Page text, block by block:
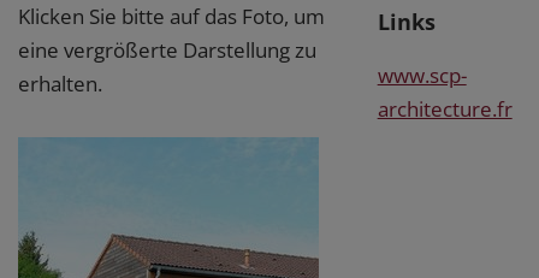
Klicken Sie bitte auf das Foto, um
eine vergrößerte Darstellung zu
erhalten.
Links
www.scp-
architecture.fr